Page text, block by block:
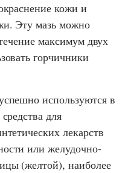
кожи и
Эту мазь можно
максимум двух
горчичники
используются в
для
лекарств
или желудочно-
(желтой), наиболее